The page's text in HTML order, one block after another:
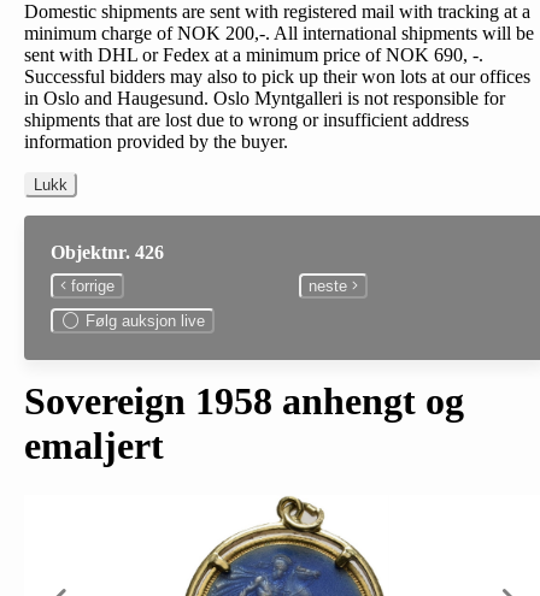
Domestic shipments are sent with registered mail with tracking at a
minimum charge of NOK 200,-. All international shipments will be
sent with DHL or Fedex at a minimum price of NOK 690, -.
Successful bidders may also to pick up their won lots at our offices
in Oslo and Haugesund. Oslo Myntgalleri is not responsible for
shipments that are lost due to wrong or insufficient address
information provided by the buyer.
Lukk
Objektnr. 426
forrige
neste
Følg auksjon live
Sovereign 1958 anhengt og
emaljert